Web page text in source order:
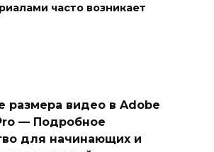
часто возникает
размера видео в Adobe
— Подробное
для начинающих и